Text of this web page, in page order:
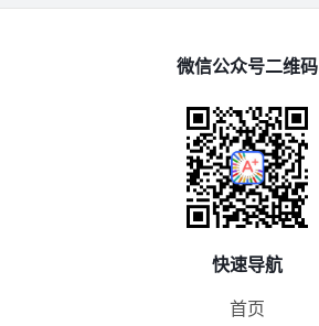
微信公众号二维码
快速导航
首页